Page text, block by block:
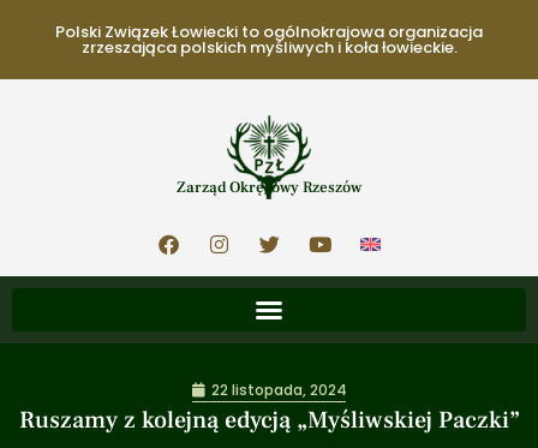
Polski Związek Łowiecki to ogólnokrajowa organizacja
zrzeszająca polskich myśliwych i koła łowieckie.
Zarząd Okręgowy Rzeszów
Ruszamy z kolejną edycją „Myśliwskiej Paczki”
22 listopada, 2024